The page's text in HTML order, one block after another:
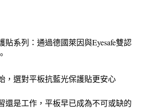
貼系列：通過德國萊因與Eyesafe雙認
，選對平板抗藍光保護貼更安心
還是工作，平板早已成為不可或缺的